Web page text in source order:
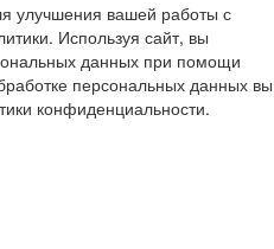
улучшения вашей работы с
Используя сайт, вы
данных при помощи
персональных данных вы
конфиденциальности.